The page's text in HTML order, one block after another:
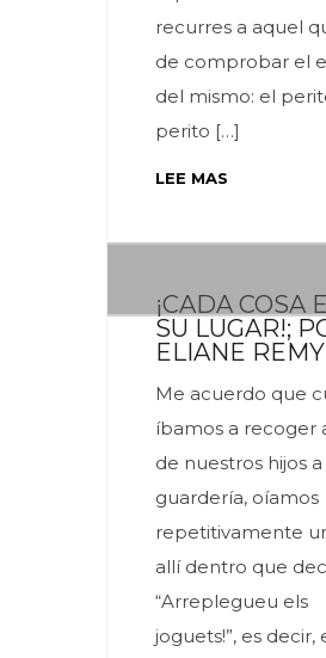
recurres a aquel
de comprobar el
del mismo: el
perito […]
LEE MAS
¡CADA COSA
SU LUGAR!;
ELIANE REMY
Me acuerdo que
íbamos a recoger
de nuestros hijos a
guardería, oíamos
repetitivamente
allí dentro que
“Arreplegueu els
joguets!”, es decir,